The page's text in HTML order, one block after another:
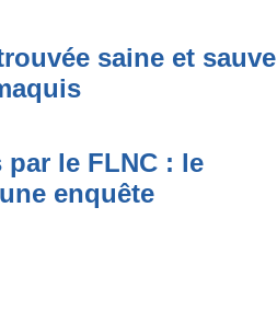
saine et sauve
le FLNC : le
enquête